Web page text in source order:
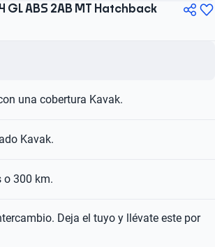
GL ABS 2AB MT Hatchback
una cobertura Kavak.
Kavak.
o 300 km.
Deja el tuyo y llévate este por